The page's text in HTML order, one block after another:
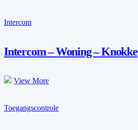
Intercom
Intercom – Woning – Knokke
View More
Toegangscontrole